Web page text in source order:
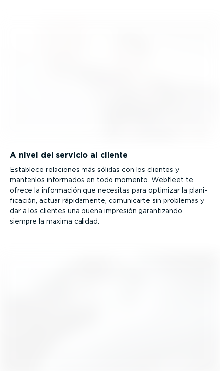
A nivel del servicio al cliente
Establece relaciones más sólidas con los clientes y
mantenlos informados en todo momento. Webfleet te
ofrece la información que necesitas para optimizar la plani­
fi­cación, actuar rápidamente, comunicarte sin problemas y
dar a los clientes una buena impresión garan­ti­zando
siempre la máxima calidad.